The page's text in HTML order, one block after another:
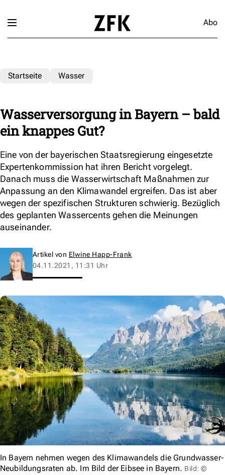
Abo
Startseite Wasser
Wasserversorgung in Bayern – bald
ein knappes Gut?
Eine von der bayerischen Staatsregierung eingesetzte
Expertenkommission hat ihren Bericht vorgelegt.
Danach muss die Wasserwirtschaft Maßnahmen zur
Anpassung an den Klimawandel ergreifen. Das ist aber
wegen der spezifischen Strukturen schwierig. Bezüglich
des geplanten Wassercents gehen die Meinungen
auseinander.
Artikel von Elwine Happ-Frank
04.11.2021, 11:31 Uhr
In Bayern nehmen wegen des Klimawandels die Grundwasser-
Neubildungsraten ab. Im Bild der Eibsee in Bayern. Bild: ©